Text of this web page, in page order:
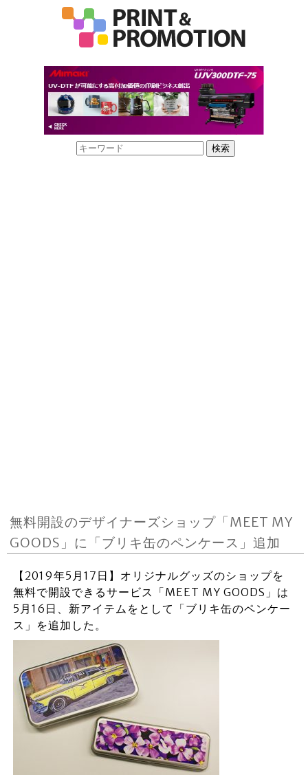
無料開設のデザイナーズショップ「MEET MY
GOODS」に「ブリキ缶のペンケース」追加
【2019年5月17日】オリジナルグッズのショップを
無料で開設できるサービス「MEET MY GOODS」は
5月16日、新アイテムをとして「ブリキ缶のペンケー
ス」を追加した。